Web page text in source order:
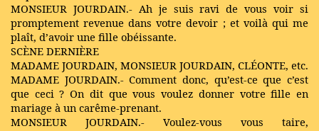
MONSIEUR JOURDAIN.- Ah je suis ravi de vous voir si
promptement revenue dans votre devoir ; et voilà qui me
plaît, d’avoir une fille obéissante.
SCÈNE DERNIÈRE
MADAME JOURDAIN, MONSIEUR JOURDAIN, CLÉONTE, etc.
MADAME JOURDAIN.- Comment donc, qu’est-ce que c’est
que ceci ? On dit que vous voulez donner votre fille en
mariage à un carême-prenant.
MONSIEUR JOURDAIN.- Voulez-vous vous taire,